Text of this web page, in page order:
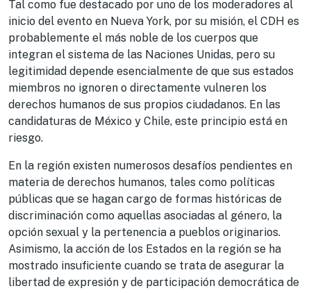
Tal como fue destacado por uno de los moderadores al
inicio del evento en Nueva York, por su misión, el CDH es
probablemente el más noble de los cuerpos que
integran el sistema de las Naciones Unidas, pero su
legitimidad depende esencialmente de que sus estados
miembros no ignoren o directamente vulneren los
derechos humanos de sus propios ciudadanos. En las
candidaturas de México y Chile, este principio está en
riesgo.
En la región existen numerosos desafíos pendientes en
materia de derechos humanos, tales como políticas
públicas que se hagan cargo de formas históricas de
discriminación como aquellas asociadas al género, la
opción sexual y la pertenencia a pueblos originarios.
Asimismo, la acción de los Estados en la región se ha
mostrado insuficiente cuando se trata de asegurar la
libertad de expresión y de participación democrática de